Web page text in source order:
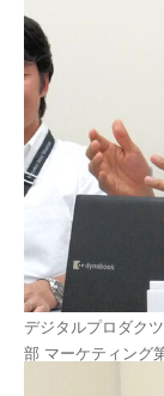
デジタルプロダク
部 マーケティング